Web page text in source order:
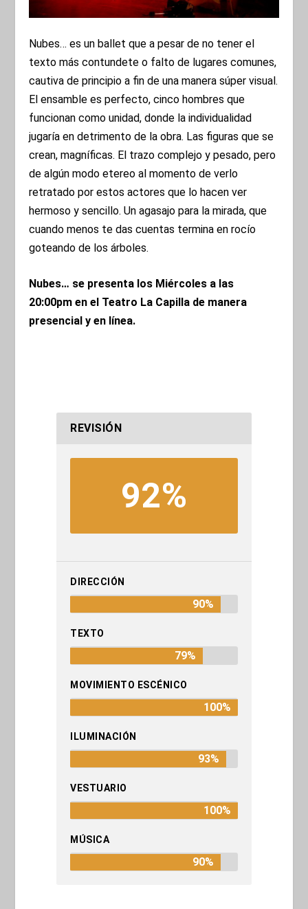
Nubes… es un ballet que a pesar de no tener el
texto más contundete o falto de lugares comunes,
cautiva de principio a fin de una manera súper visual.
El ensamble es perfecto, cinco hombres que
funcionan como unidad, donde la individualidad
jugaría en detrimento de la obra. Las figuras que se
crean, magníficas. El trazo complejo y pesado, pero
de algún modo etereo al momento de verlo
retratado por estos actores que lo hacen ver
hermoso y sencillo. Un agasajo para la mirada, que
cuando menos te das cuentas termina en rocío
goteando de los árboles.
Nubes… se presenta los Miércoles a las
20:00pm en el Teatro La Capilla de manera
presencial y en línea.
REVISIÓN
92%
DIRECCIÓN
90%
TEXTO
79%
MOVIMIENTO ESCÉNICO
100%
ILUMINACIÓN
93%
VESTUARIO
100%
MÚSICA
90%